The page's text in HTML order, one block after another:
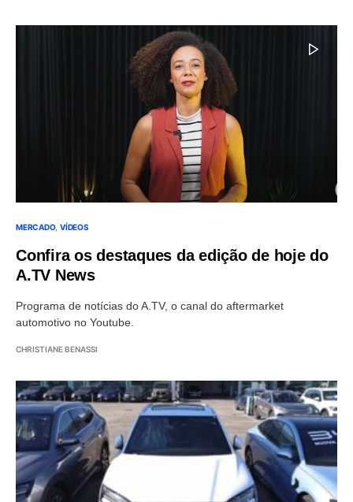
MERCADO VÍDEOS
Confira os destaques da edição de hoje do
A.TV News
Programa de notícias do A.TV, o canal do aftermarket
automotivo no Youtube.
CHRISTIANE BENASSI